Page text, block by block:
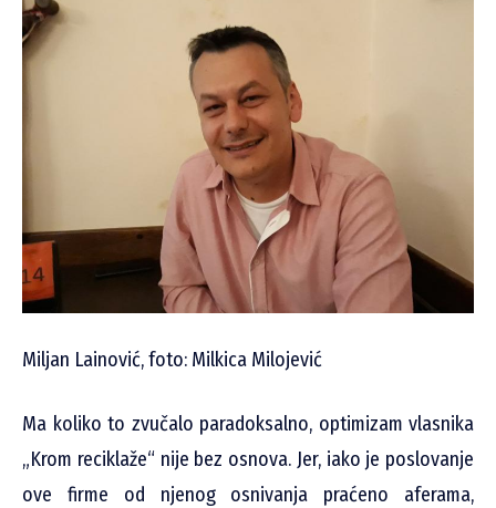
Miljan Lainović, foto: Milkica Milojević
Ma koliko to zvučalo paradoksalno, optimizam vlasnika
„Krom reciklaže“ nije bez osnova. Jer, iako je poslovanje
ove firme od njenog osnivanja praćeno aferama,